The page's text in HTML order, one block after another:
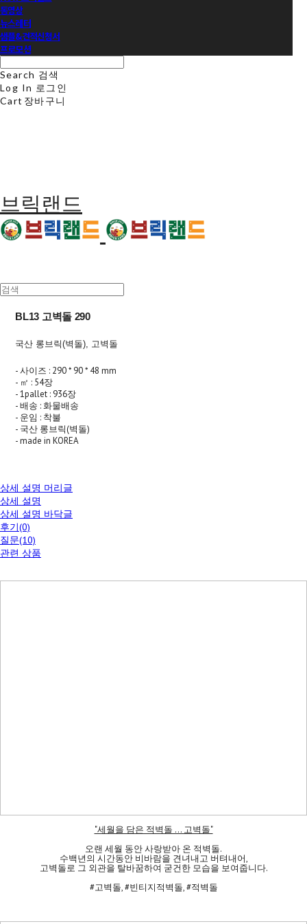
동영상
뉴스레터
샘플&견적신청서
프로모션
Search 검색
Log In 로그인
Cart 장바구니
브릭랜드
BL13 고벽돌 290
국산 롱브릭(벽돌), 고벽돌
- 사이즈 : 290 * 90 * 48 mm
- ㎡ : 54장
- 1pallet : 936장
- 배송 : 화물배송
- 운임 : 착불
- 국산 롱브릭(벽돌)
- made in KOREA
상세 설명 머리글
상세 설명
상세 설명 바닥글
후기(0)
질문(10)
관련 상품
"세월을 담은 적벽돌 ... 고벽돌"
오랜 세월 동안 사랑받아 온 적벽돌.
수백년의 시간동안 비바람을 견녀내고 버텨내어,
고벽돌로 그 외관을 탈바꿈하여 굳건한 모습을 보여줍니다.
#고벽돌, #빈티지적벽돌, #적벽돌